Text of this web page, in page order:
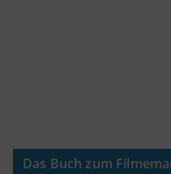
Das Buch zum